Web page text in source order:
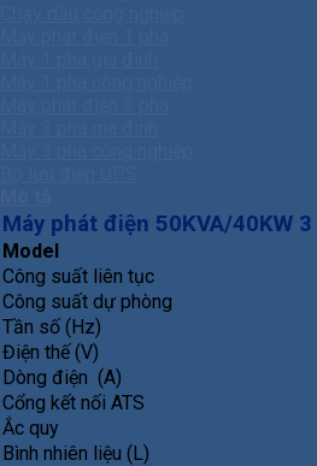
Máy phát điện 50KVA/40KW
Model
Công suất liên tục
Công suất dự phòng
Tần số (Hz)
Điện thế (V)
Dòng điện (A)
Cổng kết nối ATS
Ắc quy
Bình nhiên liệu (L)